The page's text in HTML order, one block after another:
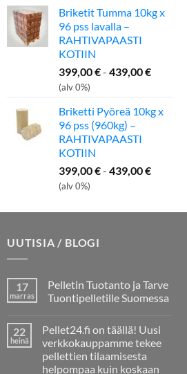
199,00 €.142,50 €.
Briketit Tumma 10kg x
96 pss lavalla –
RAHTIVAPAASTI
KOTIIN
399,00€- 439,00€
(alv 0%)
Briketti Pyöreä 10kg x
96 pss (960kg) –
RAHTIVAPAASTI
KOTIIN
399,00€- 439,00€
(alv 0%)
UUTISIA / BLOGI
17
marras
Pelletin Tuotanto ja Tarve
Tuontipelletille Suomessa
artikkeliin
Pelletin
Tuotanto
ja
Tarve
22
heinä
Pellet24.fi on täällä! Uusi
verkkokauppamme tekee
pellettien tilaamisesta
helpompaa kuin koskaan